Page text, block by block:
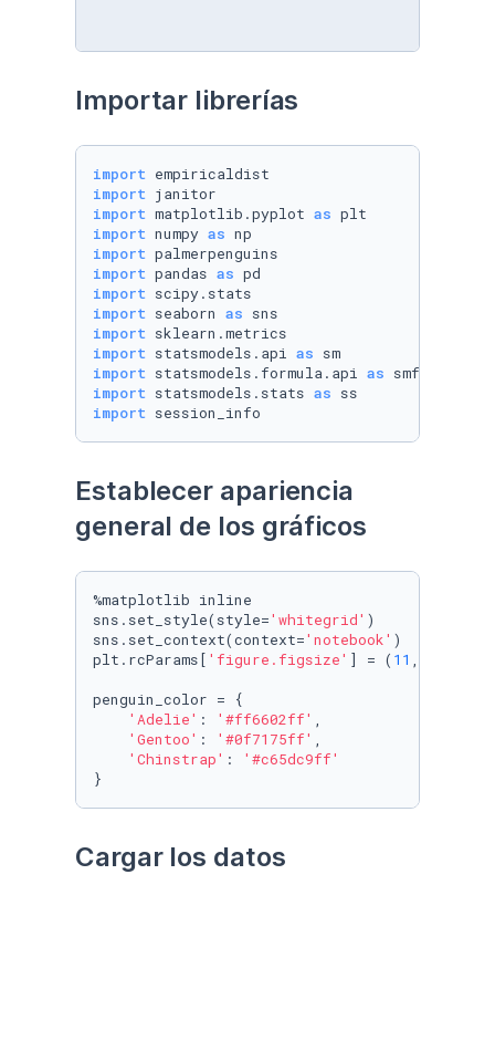
Importar librerías
import
import
import matplotlib.pyplot as
import numpy as
import
import pandas as
import
import seaborn as
import
import statsmodels.api as
import statsmodels.formula.api as
import statsmodels.stats as
import session_info
Establecer apariencia
general de los gráficos
%matplotlib inline
sns.set_style(style='whitegrid' )
sns.set_context(context='notebook' )
plt.rcParams[ 'figure.figsize' ] = ( 11 ,
penguin_color = {
'Adelie' : '#ff6602ff' ,
'Gentoo' : '#0f7175ff' ,
'Chinstrap' :
'#c65dc9ff'
}
Cargar los datos